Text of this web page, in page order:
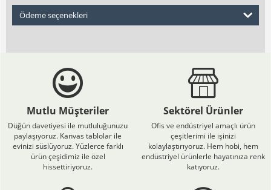
Ödeme seçenekleri
Mutlu Müşteriler
Düğün davetiyesi ile mutluluğunuzu
paylaşıyoruz. Kanvas tablolar ile
evinizi süslüyoruz. Yüzlerce farklı
ürün çeşidimiz ile özel
hissettiriyoruz.
Sektörel Ürünler
Ofis ve endüstriyel amaçlı ürün
çeşitlerimi ile işinizi
kolaylaştırıyoruz. Hem hobi, hem
endüstriyel ürünlerle hayatınıza renk
katıyoruz.